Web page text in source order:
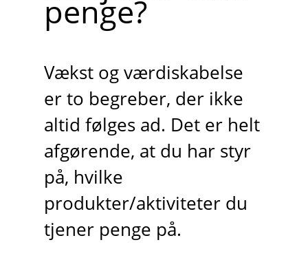
penge?
Vækst og værdiskabelse
er to begreber, der ikke
altid følges ad. Det er helt
afgørende, at du har styr
på, hvilke
produkter/aktiviteter du
tjener penge på.